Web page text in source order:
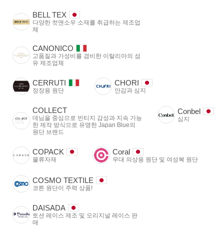
BELL TEX
다양한 컷앤소우 소재를 취급하는 제조업
체
CANONICO
고품질과 가성비를 겸비한 이탈리아의 섬
유 제조업체
CERRUTI
정장용 원단
CHORI
안감과 심지
COLLECT
데님을 중심으로 빈티지 감성과 지속 가능
한 제작 방식으로 유명한 Japan Blue의
원단 브랜드
Conbel
심지
COPACK
물류자재
Coral
무대 의상용 원단 및 여성복 원단
COSMO TEXTILE
코튼 원단이 주력 상품!
DAISADA
토션 레이스 제조 및 오리지널 레이스 판
매